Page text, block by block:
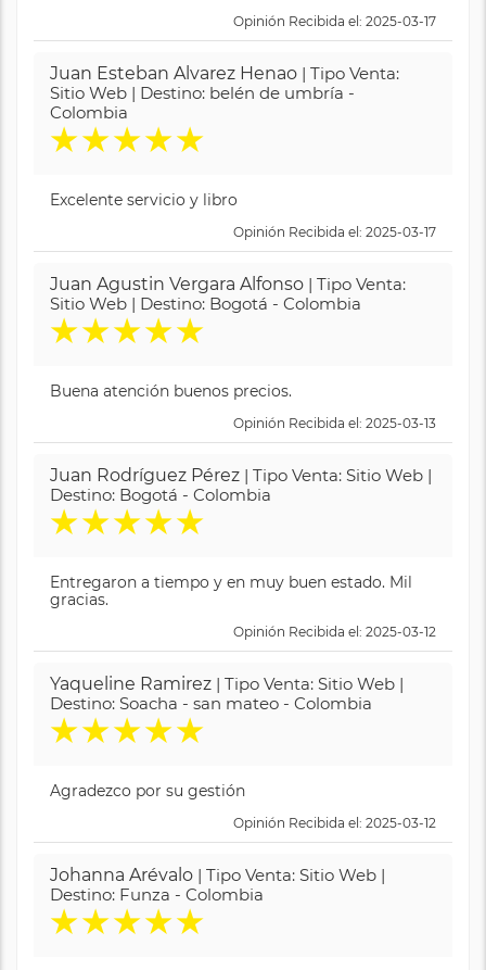
Opinión Recibida el: 2025-03-17
Juan Esteban Alvarez Henao | Tipo Venta:
Sitio Web | Destino: belén de umbría -
Colombia
★★★★★
Excelente servicio y libro
Opinión Recibida el: 2025-03-17
Juan Agustin Vergara Alfonso | Tipo Venta:
Sitio Web | Destino: Bogotá - Colombia
★★★★★
Buena atención buenos precios.
Opinión Recibida el: 2025-03-13
Juan Rodríguez Pérez | Tipo Venta: Sitio Web |
Destino: Bogotá - Colombia
★★★★★
Entregaron a tiempo y en muy buen estado. Mil
gracias.
Opinión Recibida el: 2025-03-12
Yaqueline Ramirez | Tipo Venta: Sitio Web |
Destino: Soacha - san mateo - Colombia
★★★★★
Agradezco por su gestión
Opinión Recibida el: 2025-03-12
Johanna Arévalo | Tipo Venta: Sitio Web |
Destino: Funza - Colombia
★★★★★